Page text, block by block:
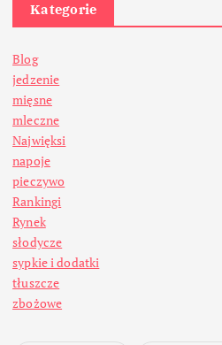
Kategorie
Blog
jedzenie
mięsne
mleczne
Najwięksi
napoje
pieczywo
Rankingi
Rynek
słodycze
sypkie i dodatki
tłuszcze
zbożowe